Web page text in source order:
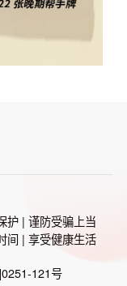
护 | 谨防受骗上当
间 | 享受健康生活
121号